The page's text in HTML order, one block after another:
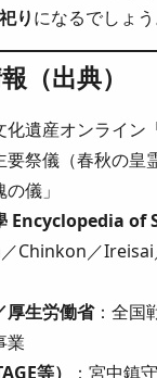
りになるでしょう
（出典）
化遺産オンライン
要祭儀（春秋の皇
儀」
Encyclopedia of
／Chinkon／
厚生労働省：全国
業
等）
：宮中鎮